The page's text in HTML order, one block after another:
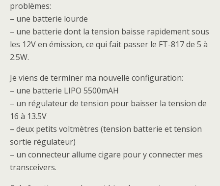
problèmes:
– une batterie lourde
– une batterie dont la tension baisse rapidement sous
les 12V en émission, ce qui fait passer le FT-817 de 5 à
2.5W.
Je viens de terminer ma nouvelle configuration:
– une batterie LIPO 5500mAH
– un régulateur de tension pour baisser la tension de
16 à 13.5V
– deux petits voltmètres (tension batterie et tension
sortie régulateur)
– un connecteur allume cigare pour y connecter mes
transceivers.